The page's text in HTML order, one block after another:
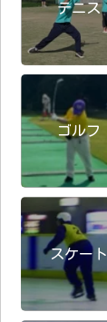
テニス
ゴルフ
スケート